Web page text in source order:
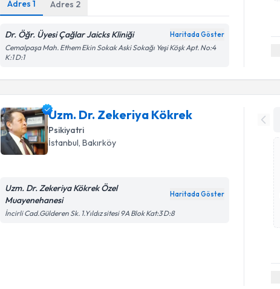
Adres1 Adres 2
Dr. Öğr. Üyesi Çağlar Jaicks Kliniği Haritada Göster
Cemalpaşa Mah. Ethem Ekin Sokak Aski Sokağı Yeşi Köşk Apt. No:4
K:1 D:1
Uzm. Dr. Zekeriya Kökrek
Psikiyatri
İstanbul, Bakırköy
Uzm. Dr. Zekeriya Kökrek Özel
Muayenehanesi
Haritada Göster
İncirli Cad.Gülderen Sk. 1.Yıldız sitesi 9A Blok Kat:3 D:8